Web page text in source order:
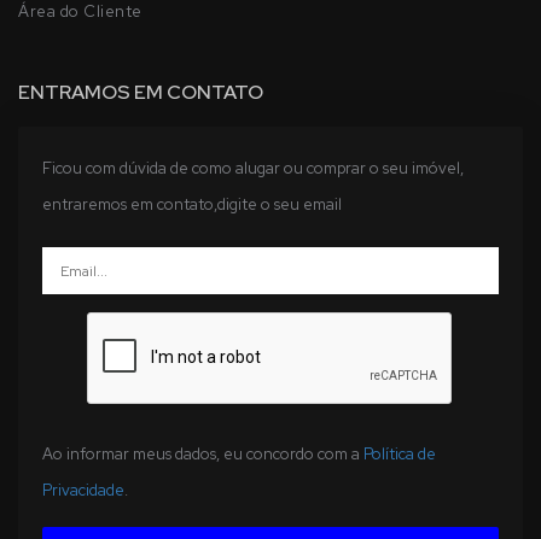
Área do Cliente
ENTRAMOS EM CONTATO
Ficou com dúvida de como alugar ou comprar o seu imóvel,
entraremos em contato,digite o seu email
Ao informar meus dados, eu concordo com a Política de
Privacidade.